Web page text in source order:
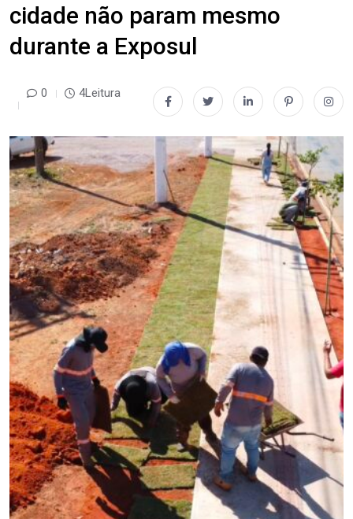
cidade não param mesmo
durante a Exposul
0 4Leitura